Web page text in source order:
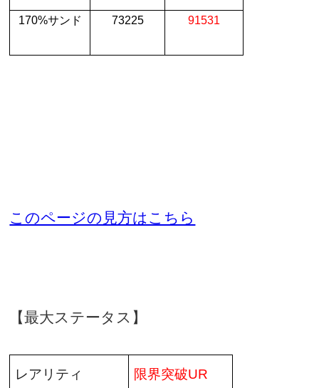
170%サンド 73225 91531
このページの見方はこちら
【最大ステータス】
レアリティ 限界突破UR